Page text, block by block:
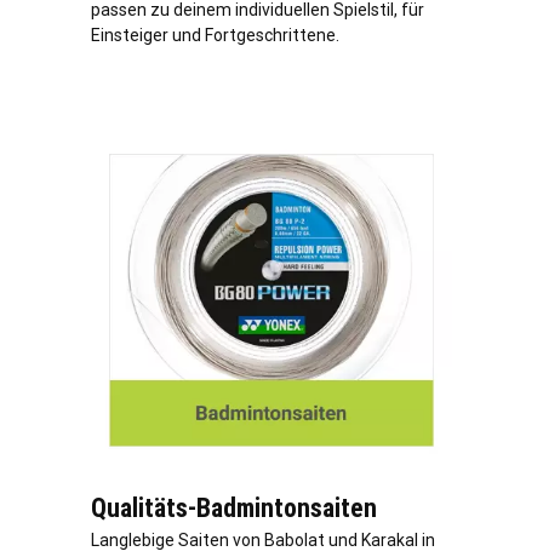
passen zu deinem individuellen Spielstil, für
Einsteiger und Fortgeschrittene.
Qualitäts-Badmintonsaiten
Langlebige Saiten von Babolat und Karakal in